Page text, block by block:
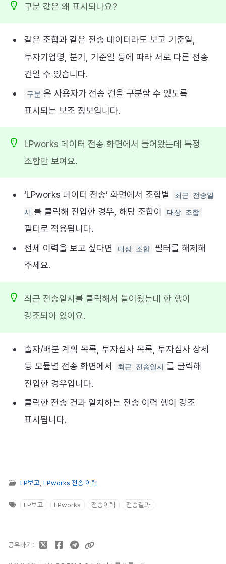
구분 값은 왜 표시되나요?
같은 조합과 같은 전송 데이터라도 보고 기준일,
투자기업명, 분기, 기준일 등에 따라 서로 다른 전송
건일 수 있습니다.
구분 은 사용자가 전송 건을 구분할 수 있도록
표시되는 보조 정보입니다.
LPworks 데이터 전송 화면에서 들어왔는데 특정
조합만 보여요.
‘LPworks 데이터 전송’ 화면에서 조합별 최근 전송일
시 를 클릭해 진입한 경우, 해당 조합이 대상 조합
필터로 적용됩니다.
전체 이력을 보고 싶다면
대상 조합
필터를 해제해
주세요.
최근 전송일시를 클릭해서 들어왔는데 한 행이
강조되어 있어요.
출자/배분 계획 목록, 투자심사 목록, 투자심사 상세
등 모듈별 전송 화면에서
최근 전송일시 를 클릭해
진입한 경우입니다.
클릭한 전송 건과 일치하는 전송 이력 행이 강조
표시됩니다.
LP보고 LPworks 전송 이력
LP보고 LPworks 전송이력 전송결과
공유하기